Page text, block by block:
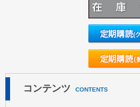
コンテンツ CONTENTS